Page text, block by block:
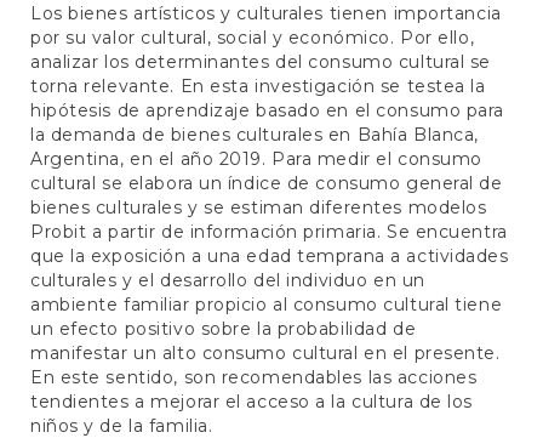
Los bienes artísticos y culturales tienen importancia
por su valor cultural, social y económico. Por ello,
analizar los determinantes del consumo cultural se
torna relevante. En esta investigación se testea la
hipótesis de aprendizaje basado en el consumo para
la demanda de bienes culturales en Bahía Blanca,
Argentina, en el año 2019. Para medir el consumo
cultural se elabora un índice de consumo general de
bienes culturales y se estiman diferentes modelos
Probit a partir de información primaria. Se encuentra
que la exposición a una edad temprana a actividades
culturales y el desarrollo del individuo en un
ambiente familiar propicio al consumo cultural tiene
un efecto positivo sobre la probabilidad de
manifestar un alto consumo cultural en el presente.
En este sentido, son recomendables las acciones
tendientes a mejorar el acceso a la cultura de los
niños y de la familia.